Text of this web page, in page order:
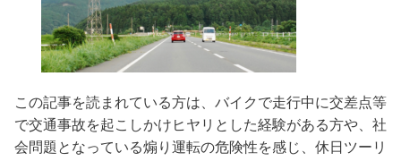
この記事を読まれている方は、バイクで走行中に交差点等
で交通事故を起こしかけヒヤリとした経験がある方や、社
会問題となっている煽り運転の危険性を感じ、休日ツーリ